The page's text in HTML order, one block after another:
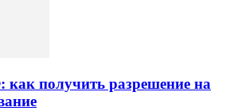
получить разрешение на